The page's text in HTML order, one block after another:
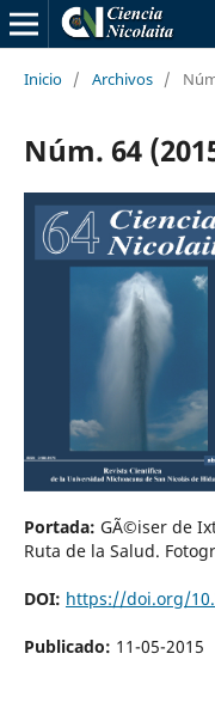
Inicio / Archivos /
Núm. 64
Portada: GÃ©iser de
Ruta de la Salud.
DOI: https://doi.org/
Publicado: 11-05-2015